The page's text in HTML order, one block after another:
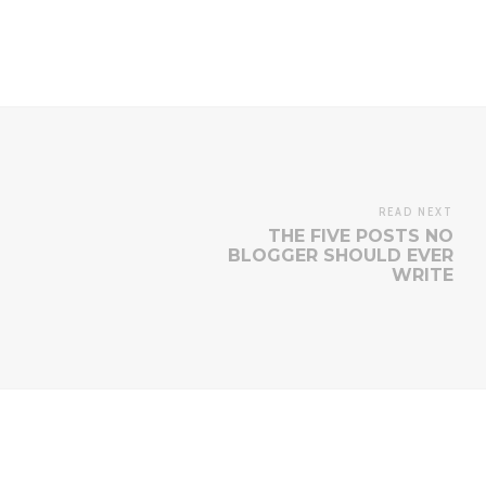
READ NEXT
THE FIVE POSTS NO
BLOGGER SHOULD EVER
WRITE